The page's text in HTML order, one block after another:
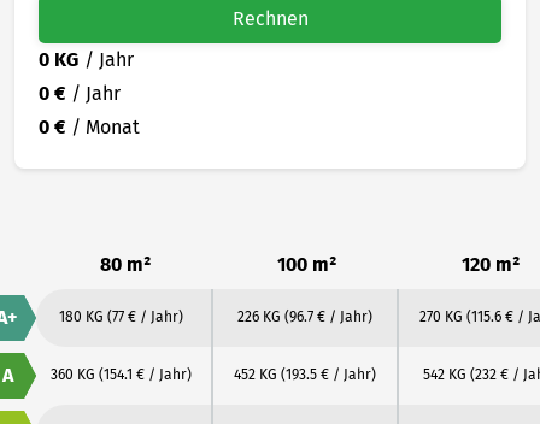
Rechnen
0 KG / Jahr
0 € / Jahr
0 € / Monat
80 m² 100 m² 120 m²
180 KG (77 € / Jahr) 226 KG (96.7 € / Jahr) 270 KG (115.6 € /
A 360 KG (154.1 € / Jahr) 452 KG (193.5 € / Jahr) 542 KG (232 € /